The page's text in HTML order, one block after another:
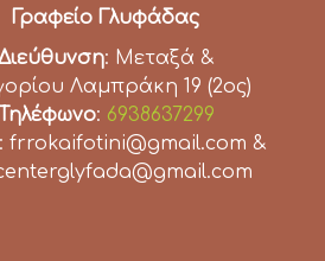
Γραφείο Γλυφάδας
: Μεταξά &
Λαμπράκη 19 (2ος)
Τηλέφωνο: 6938637299
: frrokaifotini@gmail.com &